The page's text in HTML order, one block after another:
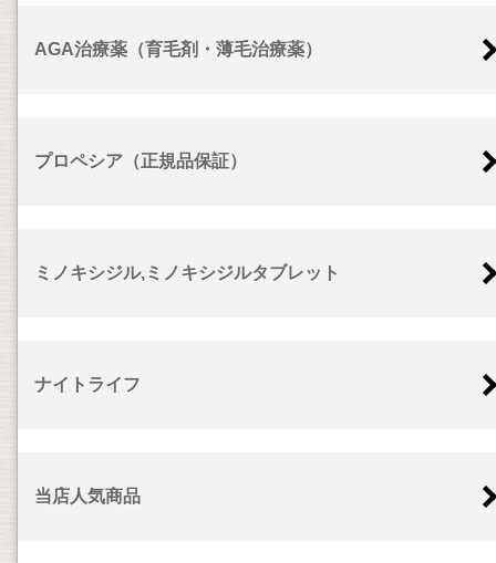
AGA治療薬（育毛剤・薄毛治療薬）
プロペシア（正規品保証）
ミノキシジル,ミノキシジルタブレット
ナイトライフ
当店人気商品